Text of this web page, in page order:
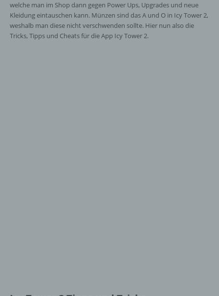
welche man im Shop dann gegen Power Ups, Upgrades und neue
Kleidung eintauschen kann. Münzen sind das A und O in Icy Tower 2,
weshalb man diese nicht verschwenden sollte. Hier nun also die
Tricks, Tipps und Cheats für die App Icy Tower 2.